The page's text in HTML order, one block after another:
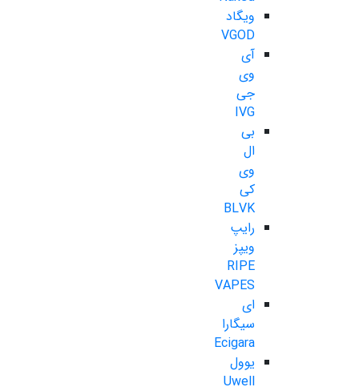
ویگاد
VGOD
آی
وی
جی
IVG
بی
ال
وی
کی
BLVK
رایپ
ویپز
RIPE
VAPES
ای
سیگارا
Ecigara
یوول
Uwell